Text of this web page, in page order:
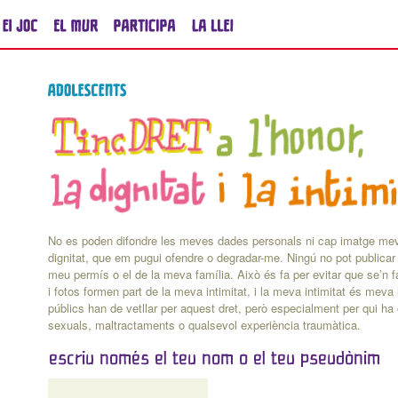
No es poden difondre les meves dades personals ni cap imatge
dignitat, que em pugui ofendre o degradar-me. Ningú no pot
meu permís o el de la meva família. Això és fa per evitar que se’n
i fotos formen part de la meva intimitat, i la meva intimitat és
públics han de vetllar per aquest dret, però especialment per qui
sexuals, maltractaments o qualsevol experiència traumàtica.